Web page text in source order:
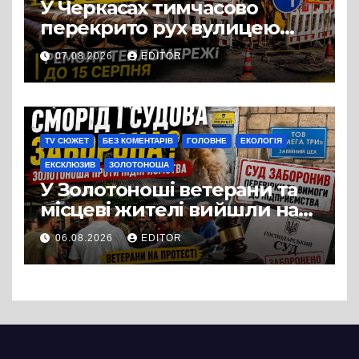
У Черкасах тимчасово
перекрито рух вулицею
Хрещатик на перехресті з
Грушевського через
ремонт тепломережі
07.08.2026 EDITOR
TV СЮЖЕТ БЕЗ КОМЕНТАРІВ ГОЛОВНЕ ЕКОЛОГІЯ
ЕКСКЛЮЗИВ ЗОЛОТОНОША
У Золотоноші ветерани та
місцеві жителі вийшли на
протест до стін
підприємства ТОВ «Омега
Три», що займається
06.08.2026 EDITOR